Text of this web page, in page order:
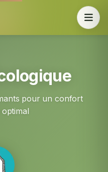
pour un confort